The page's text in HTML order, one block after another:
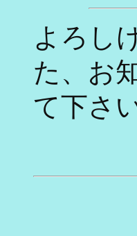
よろし
た、お
て下さ